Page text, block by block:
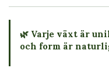
🌿 Varje växt är
och form är